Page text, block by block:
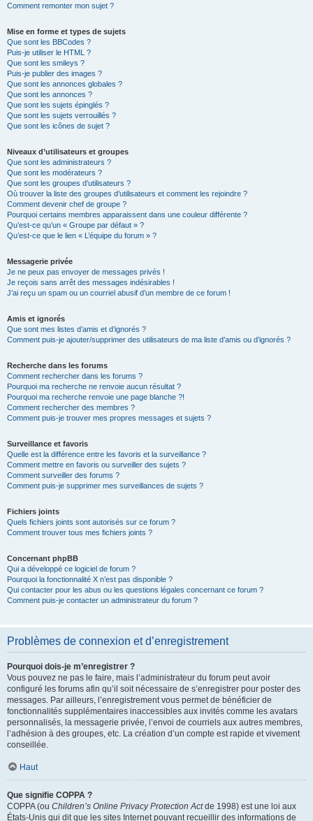
Comment remonter mon sujet ?
Mise en forme et types de sujets
Que sont les BBCodes ?
Puis-je utiliser le HTML ?
Que sont les smileys ?
Puis-je publier des images ?
Que sont les annonces globales ?
Que sont les annonces ?
Que sont les sujets épinglés ?
Que sont les sujets verrouillés ?
Que sont les icônes de sujet ?
Niveaux d’utilisateurs et groupes
Que sont les administrateurs ?
Que sont les modérateurs ?
Que sont les groupes d’utilisateurs ?
Où trouver la liste des groupes d’utilisateurs et comment les rejoindre ?
Comment devenir chef de groupe ?
Pourquoi certains membres apparaissent dans une couleur différente ?
Qu’est-ce qu’un « Groupe par défaut » ?
Qu’est-ce que le lien « L’équipe du forum » ?
Messagerie privée
Je ne peux pas envoyer de messages privés !
Je reçois sans arrêt des messages indésirables !
J’ai reçu un spam ou un courriel abusif d’un membre de ce forum !
Amis et ignorés
Que sont mes listes d’amis et d’ignorés ?
Comment puis-je ajouter/supprimer des utilisateurs de ma liste d’amis ou d’ignorés ?
Recherche dans les forums
Comment rechercher dans les forums ?
Pourquoi ma recherche ne renvoie aucun résultat ?
Pourquoi ma recherche renvoie une page blanche ?!
Comment rechercher des membres ?
Comment puis-je trouver mes propres messages et sujets ?
Surveillance et favoris
Quelle est la différence entre les favoris et la surveillance ?
Comment mettre en favoris ou surveiller des sujets ?
Comment surveiller des forums ?
Comment puis-je supprimer mes surveillances de sujets ?
Fichiers joints
Quels fichiers joints sont autorisés sur ce forum ?
Comment trouver tous mes fichiers joints ?
Concernant phpBB
Qui a développé ce logiciel de forum ?
Pourquoi la fonctionnalité X n’est pas disponible ?
Qui contacter pour les abus ou les questions légales concernant ce forum ?
Comment puis-je contacter un administrateur du forum ?
Problèmes de connexion et d’enregistrement
Pourquoi dois-je m’enregistrer ?
Vous pouvez ne pas le faire, mais l’administrateur du forum peut avoir
configuré les forums afin qu’il soit nécessaire de s’enregistrer pour poster des
messages. Par ailleurs, l’enregistrement vous permet de bénéficier de
fonctionnalités supplémentaires inaccessibles aux invités comme les avatars
personnalisés, la messagerie privée, l’envoi de courriels aux autres membres,
l’adhésion à des groupes, etc. La création d’un compte est rapide et vivement
conseillée.
Haut
Que signifie COPPA ?
COPPA (ou Children’s Online Privacy Protection Actde 1998) est une loi aux
États-Unis qui dit que les sites Internet pouvant recueillir des informations de